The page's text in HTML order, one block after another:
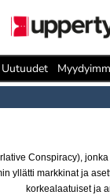
Uutuudet
Conspiracy),
yllätti markkinat ja
korkealaatuiset ja